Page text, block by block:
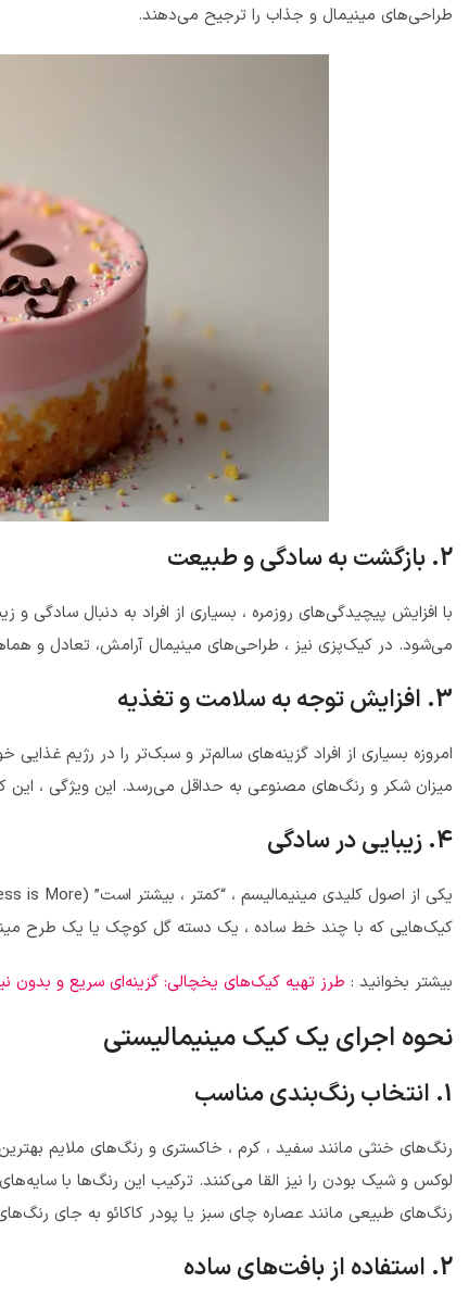
طراحی‌های مینیمال و جذاب را ترجیح می‌دهند.
2. بازگشت به سادگی و طبیعت
با افزایش پیچیدگی‌های روزمره ، بسیاری از افراد به دنبال
می‌شود. در کیک‌پزی نیز ، طراحی‌های مینیمال آرامش، تعادل و
3. افزایش توجه به سلامت و تغذیه
امروزه بسیاری از افراد گزینه‌های سالم‌تر و سبک‌تر را در رژیم
میزان شکر و رنگ‌های مصنوعی به حداقل می‌رسد. این ویژگی ، این
4. زیبایی در سادگی
کیک‌هایی که با چند خط ساده ، یک دسته گل کوچک یا یک طرح
بیشتر بخوانید : طرز تهیه کیک‌های یخچالی: گزینه‌ای سریع و بدون
نحوه اجرای یک کیک مینیمالیستی
1. انتخاب رنگ‌بندی مناسب
رنگ‌های خنثی مانند سفید ، کرم ، خاکستری و رنگ‌های ملایم
لوکس و شیک بودن را نیز القا می‌کنند. ترکیب این رنگ‌ها با
رنگ‌های طبیعی مانند عصاره چای سبز یا پودر کاکائو به جای
2. استفاده از بافت‌های ساده